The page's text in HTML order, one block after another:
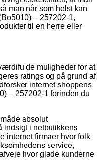
man når som helst kan
– 257202-1,
til en herre eller
muligheder for at
ratings og på grund af
internet shoppens
– 257202-1 forinden du
absolut
indsigt i netbutikkens
internet firmaer hvor folk
service,
hvor glade kunderne